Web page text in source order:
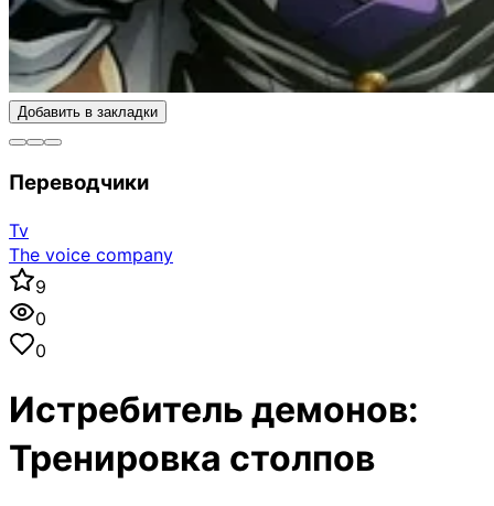
Добавить в закладки
Переводчики
Tv
The voice company
9
0
0
Истребитель демонов:
Тренировка столпов